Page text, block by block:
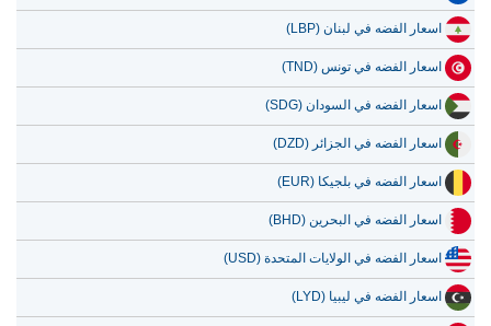
اسعار الفضه في لبنان (LBP)
اسعار الفضه في تونس (TND)
اسعار الفضه في السودان (SDG)
اسعار الفضه في الجزائر (DZD)
اسعار الفضه في بلجيكا (EUR)
اسعار الفضه في البحرين (BHD)
اسعار الفضه في الولايات المتحدة (USD)
اسعار الفضه في ليبيا (LYD)